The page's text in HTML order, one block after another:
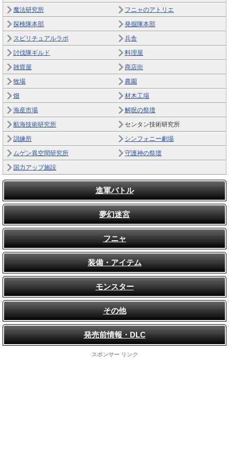
魔法研究所
フニャのアトリエ
探検隊本部
発掘隊本部
スピリチュアルラボ
兵舎
討伐隊ギルド
料理屋
雑貨屋
商店街
牧場
農園
畑
材木工場
海産市場
解呪の祭壇
航海技術研究所
センタン技術研究所
訓練所
シンフォニー劇場
ムゲン異空間研究所
守護神の祭壇
国力アップ施設
進軍バトル
夢幻迷宮
フニャ
装備・アイテム
モンスター
その他
発売前情報・DLC
スポンサー リンク